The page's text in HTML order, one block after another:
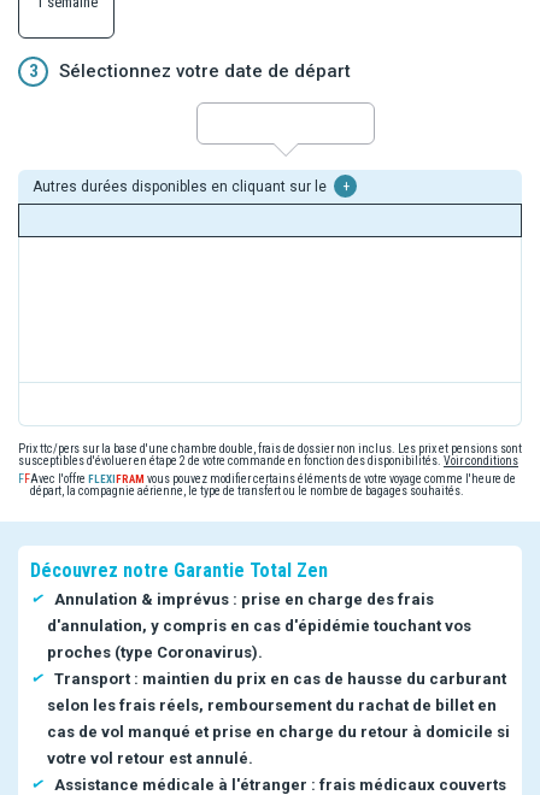
3 Sélectionnez votre date de départ
Autres durées disponibles en cliquant sur le +
Prix ttc/pers sur la base d'une chambre double, frais de dossier non inclus. Les prix et pensions sont
susceptibles d'évoluer en étape 2 de votre commande en fonction des disponibilités. Voir conditions
Avec l'offre
vous pouvez modifier certains éléments de votre voyage comme l'heure de
départ, la compagnie aérienne, le type de transfert ou le nombre de bagages souhaités.
Découvrez notre Garantie Total Zen
Annulation & imprévus : prise en charge des frais
d'annulation, y compris en cas d'épidémie touchant vos
proches (type Coronavirus).
Transport : maintien du prix en cas de hausse du carburant
selon les frais réels, remboursement du rachat de billet en
cas de vol manqué et prise en charge du retour à domicile si
votre vol retour est annulé.
Assistance médicale à l'étranger : frais médicaux couverts